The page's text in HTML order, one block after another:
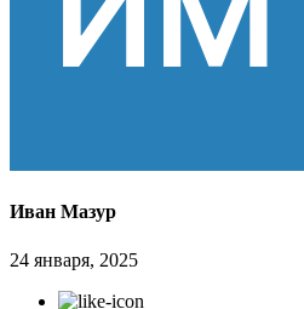
Иван Мазур
24 января, 2025